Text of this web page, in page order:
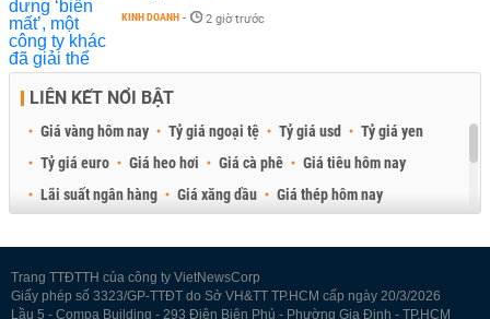
KINH DOANH - 2 giờ trước
LIÊN KẾT NỔI BẬT
Giá vàng hôm nay Tỷ giá ngoại tệ Tỷ giá usd
Tỷ giá yen
Tỷ giá euro
Giá heo hơi Giá cà phê
Giá tiêu hôm nay
Lãi suất ngân hàng
Giá xăng dầu
Giá thép hôm nay
Trang TTĐTTH của công ty VietNewsCorp
Giấy phép số 3323/GP-TTĐT do Sở VH&TT TP.HCM cấp ngày 20/3/2026
Lầu 5 - Compa Building - 293 Điện Biên Phủ - Phường Gia Định - TP.HCM